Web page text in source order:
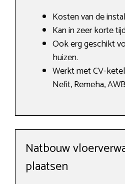
Kosten van de
Kan in zeer korte
Ook erg geschikt
huizen.
Werkt met CV-
Nefit, Remeha,
Natbouw
plaatsen